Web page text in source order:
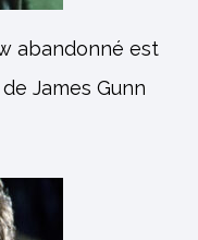
abandonné est
James Gunn